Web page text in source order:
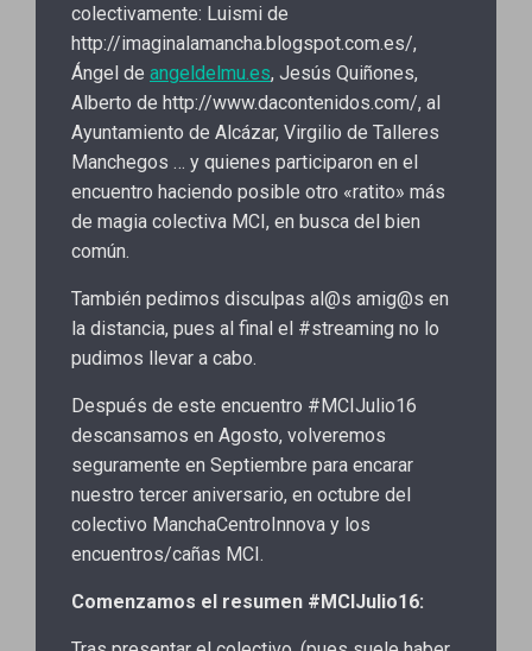
colectivamente: Luismi de
http://imaginalamancha.blogspot.com.es/,
Ángel de angeldelmu.es, Jesús Quiñones,
Alberto de http://www.dacontenidos.com/, al
Ayuntamiento de Alcázar, Virgilio de Talleres
Manchegos … y quienes participaron en el
encuentro haciendo posible otro «ratito» más
de magia colectiva MCI, en busca del bien
común.
También pedimos disculpas al@s amig@s en
la distancia, pues al final el #streaming no lo
pudimos llevar a cabo.
Después de este encuentro #MCIJulio16
descansamos en Agosto, volveremos
seguramente en Septiembre para encarar
nuestro tercer aniversario, en octubre del
colectivo ManchaCentroInnova y los
encuentros/cañas MCI.
Comenzamos el resumen #MCIJulio16: